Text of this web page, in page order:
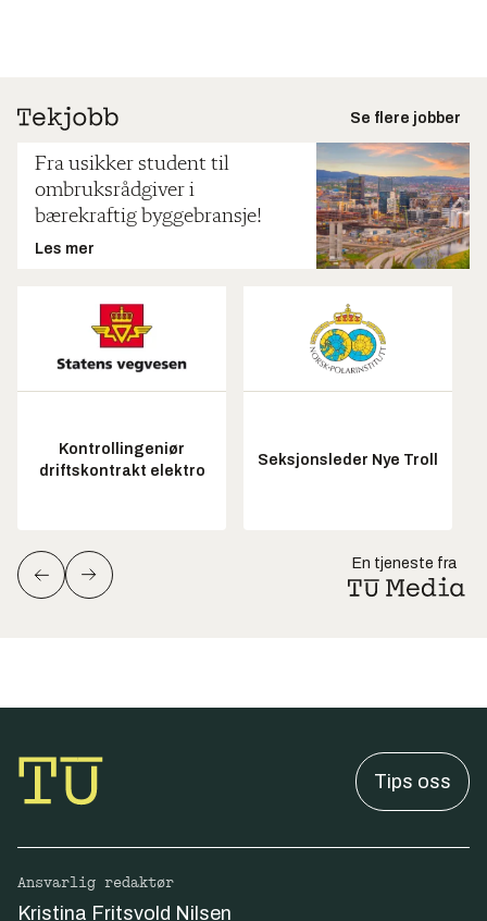
Se flere jobber
Fra usikker student til
ombruksrådgiver i
bærekraftig byggebransje!
Les mer
Kontrollingeniør
driftskontrakt elektro
Seksjonsleder Nye Troll
En tjeneste fra
Tips oss
Ansvarlig redaktør
Kristina Fritsvold Nilsen